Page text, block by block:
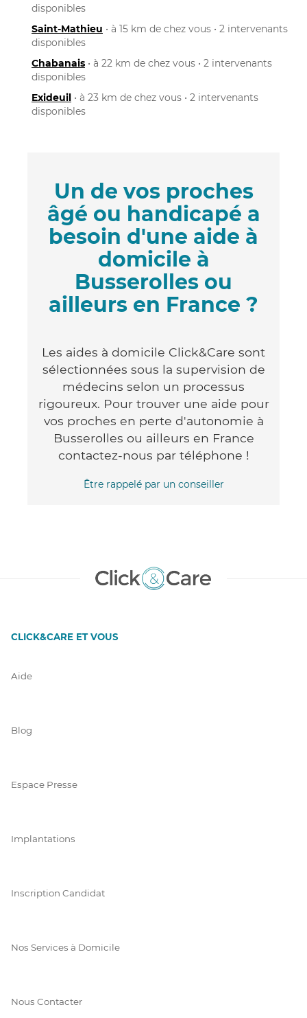
disponibles
Saint-Mathieu • à 15 km de chez vous • 2 intervenants
disponibles
Chabanais • à 22 km de chez vous • 2 intervenants
disponibles
Exideuil • à 23 km de chez vous • 2 intervenants
disponibles
Un de vos proches
âgé ou handicapé a
besoin d'une aide à
domicile à
Busserolles ou
ailleurs en France ?
Les aides à domicile Click&Care sont
sélectionnées sous la supervision de
médecins selon un processus
rigoureux. Pour trouver une aide pour
vos proches en perte d'autonomie à
Busserolles ou ailleurs en France
contactez-nous par téléphone !
Être rappelé par un conseiller
CLICK&CARE ET VOUS
Aide
Blog
Espace Presse
Implantations
Inscription Candidat
Nos Services à Domicile
Nous Contacter